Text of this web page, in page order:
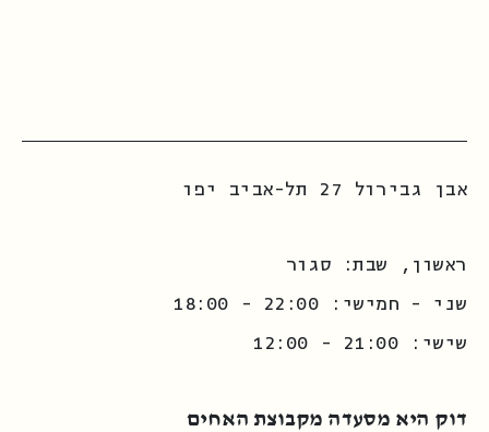
דוק היא מסעדה מקבוצת האחים
אבן גבירול 27 תל-אביב יפו
ראשון, שבת: סגור
שני - חמישי: 22:00 - 18:00
שישי: 21:00 - 12:00